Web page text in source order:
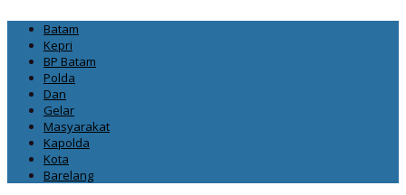
Batam
Kepri
BP Batam
Polda
Dan
Gelar
Masyarakat
Kapolda
Kota
Barelang